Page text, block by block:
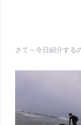
さて～今日紹介する